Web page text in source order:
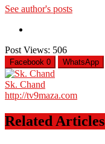
See author's posts
Post Views: 506
Facebook 0 WhatsApp
Sk. Chand
http://tv9maza.com
Related Articles